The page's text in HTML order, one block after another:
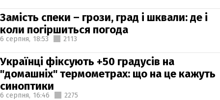
Замість спеки – грози, град і шквали: де і
коли погіршиться погода
6 серпня, 18:53 2113
Українці фіксують +50 градусів на
"домашніх" термометрах: що на це кажуть
синоптики
6 серпня, 16:46 2275